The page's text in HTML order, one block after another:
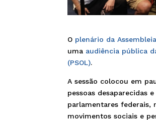
O plenário da
uma audiência pública
(PSOL).
A sessão colocou em
pessoas desaparecidas
parlamentares federais,
movimentos sociais e